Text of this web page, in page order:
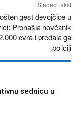
Sledeći tekst
gest devojčice u
Pronašla novčanik
evra i predala ga
policiji
sednicu u